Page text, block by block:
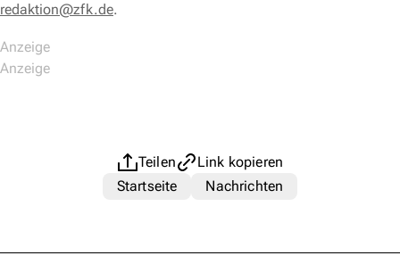
redaktion@zfk.de.
Teilen
Link kopieren
Startseite
Nachrichten